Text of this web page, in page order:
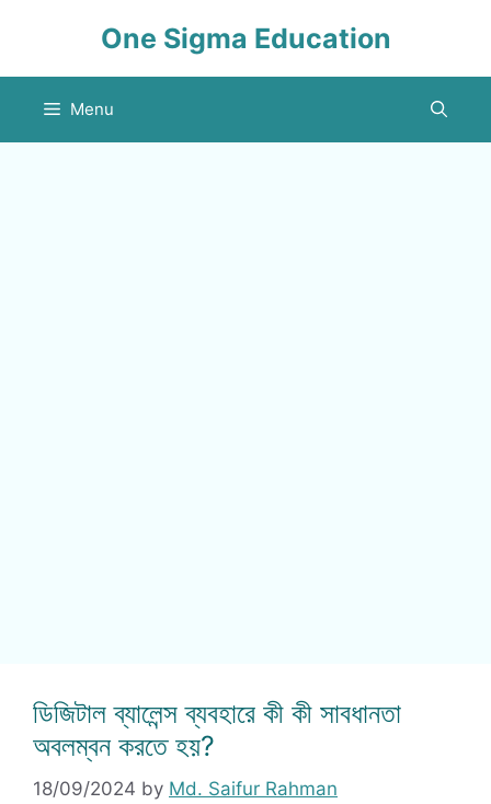
One Sigma Education
Menu
ডিজিটাল ব্যালেন্স ব্যবহারে কী কী সাবধানতা
অবলম্বন করতে হয়?
18/09/2024 by Md. Saifur Rahman